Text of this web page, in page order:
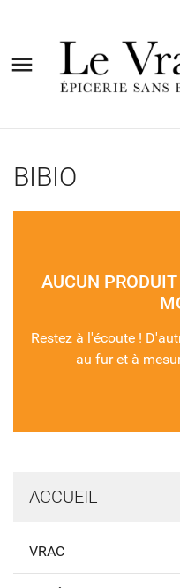

ACCUEIL
VRAC
BIBIO
AUCUN
Restez à l'écoute !
au fur et à